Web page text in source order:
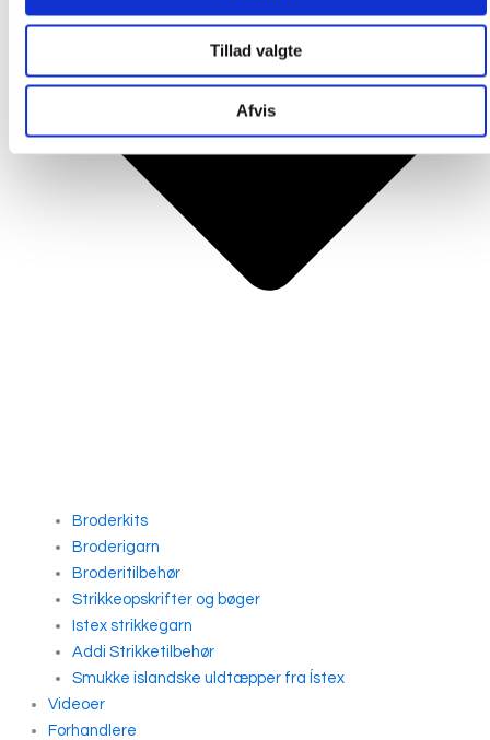
Tillad valgte
Afvis
Broderkits
Broderigarn
Broderitilbehør
Strikkeopskrifter og bøger
Istex strikkegarn
Addi Strikketilbehør
Smukke islandske uldtæpper fra Ístex
Videoer
Forhandlere